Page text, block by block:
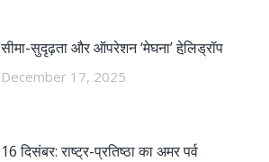
सीमा-सुदृढ़ता और ऑपरेशन ‘मेघना’ हेलि़ड्रॉप
December 17, 2025
16 दिसंबर: राष्ट्र-प्रतिष्ठा का अमर पर्व